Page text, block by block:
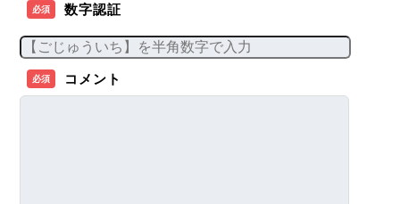
必須 数字認証
必須 コメント